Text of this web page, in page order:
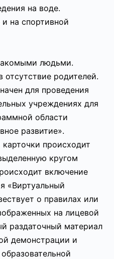
на воде.
и на спортивной
людьми.
родителей.
для проведения
учреждениях для
области
развитие».
происходит
кругом
включение
«Виртуальный
о правилах или
на лицевой
раздаточный материал
демонстрации и